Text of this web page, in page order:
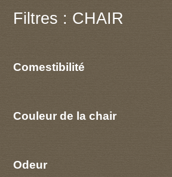
Filtres : CHAIR
Comestibilité
Couleur de la chair
Odeur